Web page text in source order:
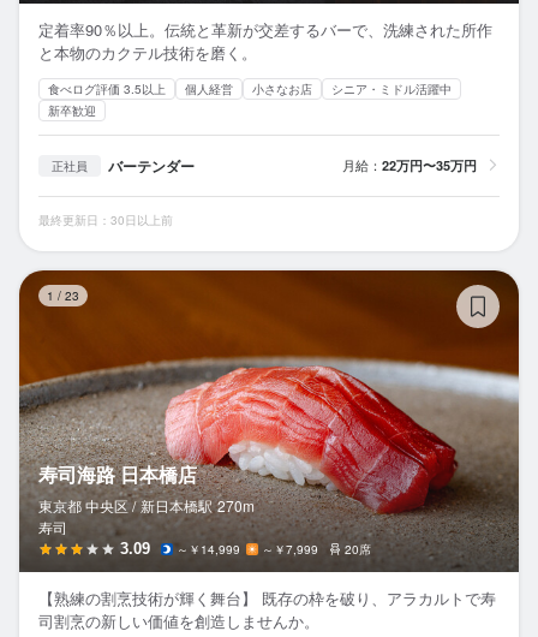
定着率90％以上。伝統と革新が交差するバーで、洗練された所作
と本物のカクテル技術を磨く。
食べログ評価 3.5以上 個人経営 小さなお店
シニア・ミドル活躍中
新卒歓迎
正社員 バーテンダー 月給： 22万円〜35万円
最終更新日：30日以上前
1 / 23
寿司海路 日本橋店
東京都 中央区 / 新日本橋駅 270m
寿司
3.09 ～￥14,999 ～￥7,999 20席
【熟練の割烹技術が輝く舞台】 既存の枠を破り、アラカルトで寿
司割烹の新しい価値を創造しませんか。